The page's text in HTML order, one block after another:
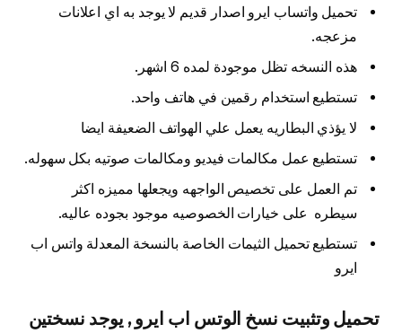
تحميل واتساب ايرو اصدار قديم لا يوجد به اي اعلانات
مزعجه.
هذه النسخه تظل موجودة لمده 6 اشهر.
تستطيع استخدام رقمين في هاتف واحد.
لا يؤذي البطاريه يعمل علي الهواتف الضعيفة ايضا
تستطيع عمل مكالمات فيديو ومكالمات صوتيه بكل سهوله.
تم العمل على تخصيص الواجهه ويجعلها مميزه اكثر
سيطره على خيارات الخصوصيه موجود بجوده عاليه.
تستطيع تحميل الثيمات الخاصة بالنسخة المعدلة واتس اب
ايرو
تحميل وتثبيت نسخ الوتس اب ايرو , يوجد نسختين